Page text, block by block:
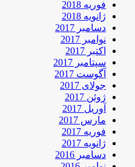
فوریه 2018
ژانویه 2018
دسامبر 2017
نوامبر 2017
اکتبر 2017
سپتامبر 2017
آگوست 2017
جولای 2017
ژوئن 2017
آوریل 2017
مارس 2017
فوریه 2017
ژانویه 2017
دسامبر 2016